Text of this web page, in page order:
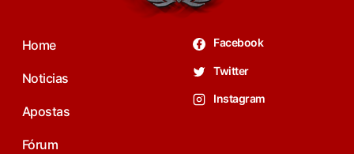
Home
Noticias
Apostas
Fórum
Facebook
Twitter
Instagram